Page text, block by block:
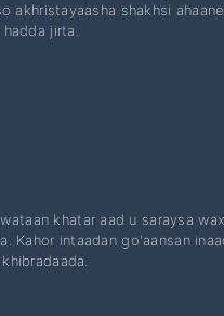
akhristayaasha shakhsi
jirta.
khatar aad u saraysa
intaadan go'aansan